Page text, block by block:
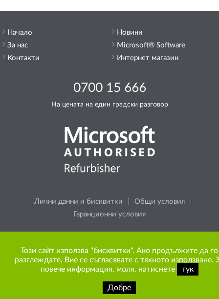
Начало
За нас
Контакти
0700 15 666
На цената на един градски разговор
Лични данни и бисквитки
Общи условия
Гаранционни условия
Новини
Microsoft® Software
Интернет магазин
Моля, помислете за околната среда, преди да
разпечатате каквото и да е съдържание от сайта.
Copyright © 2009-2026 ITR Bulgaria. Всички права запазени.
Този сайт използва "бисквитки". Ако продължите да го
разглеждате, Вие се съгласявате с тяхното използване.
повече информация, моля, натиснете
тук
Добре